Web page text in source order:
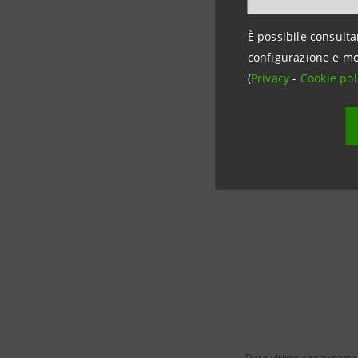
È possibile
configurazione e
(Privacy- Cookie
spazio di
Sabato 28
montepremi in